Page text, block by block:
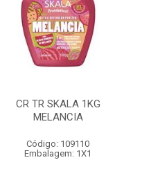
CR TR SKALA 1KG
MELANCIA
Código: 109110
Embalagem: 1X1